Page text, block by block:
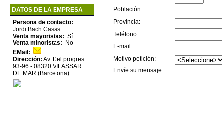
DATOS DE LA EMPRESA
Persona de contacto:
Jordi Bach Casas
Venta mayoristas: Sí
Venta minoristas:
No
EMail:
Dirección: Av. Del progres
93-96 - 08320 VILASSAR
DE MAR (Barcelona)
Población:
Provincia:
Teléfono:
E-mail:
Motivo petición:
Envíe su mensaje: